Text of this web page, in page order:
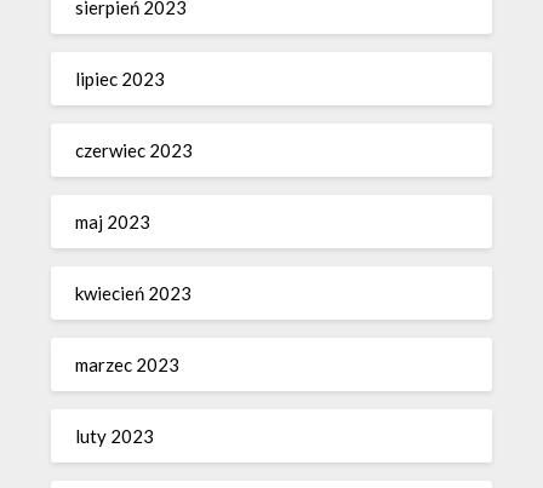
sierpień 2023
lipiec 2023
czerwiec 2023
maj 2023
kwiecień 2023
marzec 2023
luty 2023